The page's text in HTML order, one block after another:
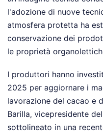
l'adozione di nuove
atmosfera protetta ha
conservazione dei
le proprietà
I produttori hanno
2025 per aggiornare i
lavorazione del cacao e
Barilla, vicepresidente
sottolineato in una